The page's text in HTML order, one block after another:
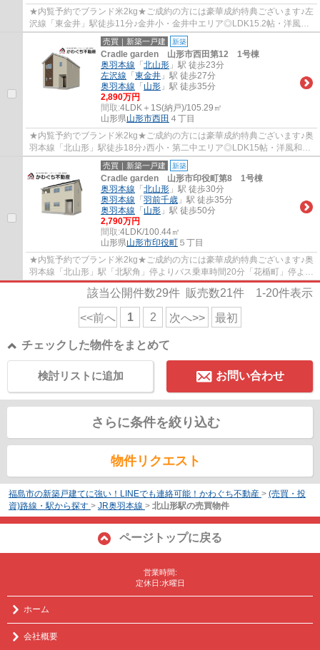
★内覧予約でブランド米2kg★ご成約の方には豪華成約特典ございます♪左
沢線「東金井」駅徒歩11分♪金井小・金井中エリア◎LDK15.2帖・洋風和
室6帖・洋室3部屋・☆オール電化仕様♪
売買｜新築一戸建 新築
Cradle garden 山形市西田第12 1号棟
奥羽本線 「 北山形 」駅 徒歩23分
左沢線 「 東金井 」駅 徒歩27分
奥羽本線 「 山形 」駅 徒歩35分
2,890万円
間取:4LDK＋1S(納戸)/105.29㎡
山形県山形市西田 ４丁目
★内覧予約でブランド米2kg★ご成約の方には豪華成約特典ございます♪奥
羽本線「北山形」駅徒歩18分♪西小・第二中エリア◎LDK15帖・洋風和室
4.5帖・洋室3部屋・サービスルーム2.5帖☆オール...
売買｜新築一戸建 新築
Cradle garden 山形市印役町第8 1号棟
奥羽本線 「 北山形 」駅 徒歩30分
奥羽本線 「 羽前千歳 」駅 徒歩35分
奥羽本線 「 山形 」駅 徒歩50分
2,790万円
間取:4LDK/100.44㎡
山形県山形市印役町 ５丁目
★内覧予約でブランド米2kg★ご成約の方には豪華成約特典ございます♪奥
羽本線「北山形」駅「北駅角」停よりバス乗車時間20分「花楯町」停より
徒歩9分♪東小・第四中エリア◎LDK16帖・洋風...
該当公開件数29件 販売数21件 1-20件表示
<<前へ 1 2 次へ>> 最初
チェックした物件をまとめて
お問い合わせ
検討リストに追加
さらに条件を絞り込む
物件リクエスト
福島市の新築戸建てに強い！LINEでも連絡可能！かわぐち不動産 > (売買・投
資)路線・駅から探す > JR奥羽本線 > 北山形駅の売買物件
ページトップに戻る
営業時間:
定休日:水曜日
ホーム
会社概要